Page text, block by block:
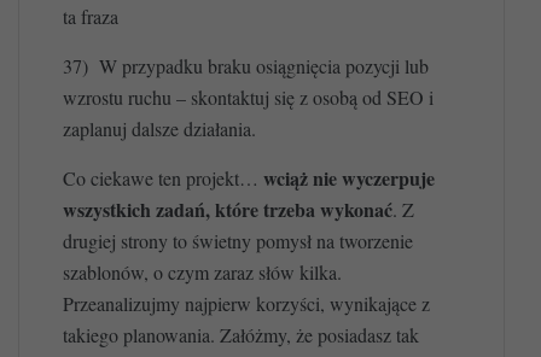
ta fraza
37) W przypadku braku osiągnięcia pozycji lub
wzrostu ruchu – skontaktuj się z osobą od SEO i
zaplanuj dalsze działania.
Co ciekawe ten projekt… wciąż nie wyczerpuje
wszystkich zadań, które trzeba wykonać. Z
drugiej strony to świetny pomysł na tworzenie
szablonów, o czym zaraz słów kilka.
Przeanalizujmy najpierw korzyści, wynikające z
takiego planowania. Załóżmy, że posiadasz tak